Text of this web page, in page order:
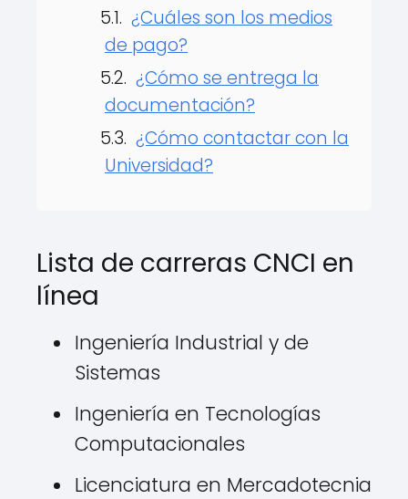
¿Cuáles son los medios
de pago?
¿Cómo se entrega la
documentación?
¿Cómo contactar con la
Universidad?
Lista de carreras CNCI en
línea
Ingeniería Industrial y de
Sistemas
Ingeniería en Tecnologías
Computacionales
Licenciatura en Mercadotecnia